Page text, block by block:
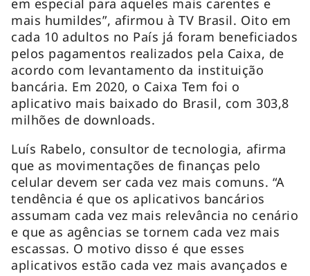
em especial para aqueles mais carentes e
mais humildes”, afirmou à TV Brasil. Oito em
cada 10 adultos no País já foram beneficiados
pelos pagamentos realizados pela Caixa, de
acordo com levantamento da instituição
bancária. Em 2020, o Caixa Tem foi o
aplicativo mais baixado do Brasil, com 303,8
milhões de downloads.
Luís Rabelo, consultor de tecnologia, afirma
que as movimentações de finanças pelo
celular devem ser cada vez mais comuns. “A
tendência é que os aplicativos bancários
assumam cada vez mais relevância no cenário
e que as agências se tornem cada vez mais
escassas. O motivo disso é que esses
aplicativos estão cada vez mais avançados e